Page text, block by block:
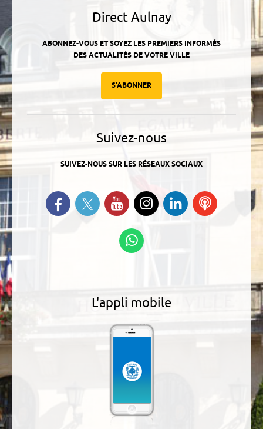
Direct Aulnay
ABONNEZ-VOUS ET SOYEZ LES PREMIERS INFORMÉS
DES ACTUALITÉS DE VOTRE VILLE
S'ABONNER
Suivez-nous
SUIVEZ-NOUS SUR LES RÉSEAUX SOCIAUX
Retrouvez-nous sur Facebook
Suivez-nous sur Twitter
Suivez-nous sur YouTube
Suivez-nous sur
Instagram
Retrouvez-
nous sur
Ecoutez
L'appli mobile